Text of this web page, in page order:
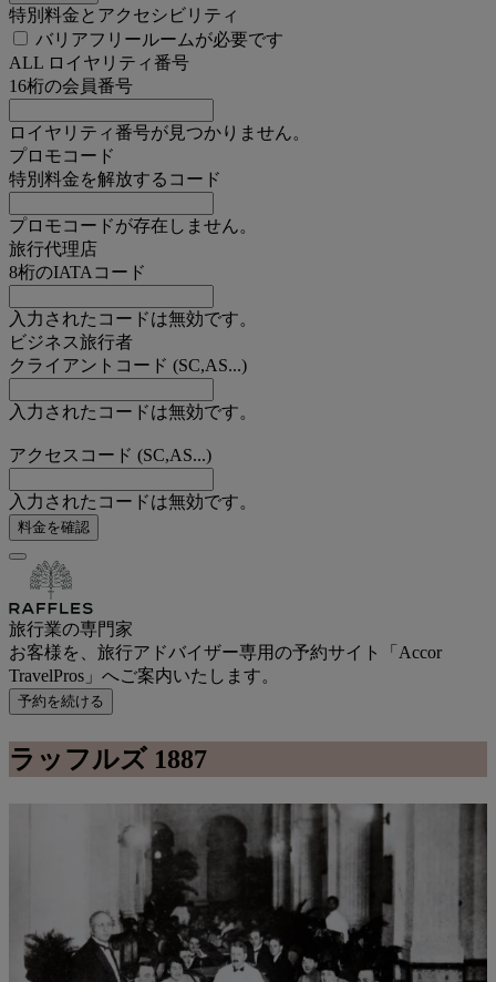
特別料金とアクセシビリティ
バリアフリールームが必要です
ALL ロイヤリティ番号
16桁の会員番号
ロイヤリティ番号が見つかりません。
プロモコード
特別料金を解放するコード
プロモコードが存在しません。
旅行代理店
8桁のIATAコード
入力されたコードは無効です。
ビジネス旅行者
クライアントコード (SC,AS...)
入力されたコードは無効です。
アクセスコード (SC,AS...)
入力されたコードは無効です。
料金を確認
旅行業の専門家
お客様を、旅行アドバイザー専用の予約サイト「Accor
TravelPros」へご案内いたします。
予約を続ける
ラッフルズ1887